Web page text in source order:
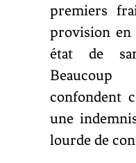
premiers
provision en
état de
confondent
une
lourde de